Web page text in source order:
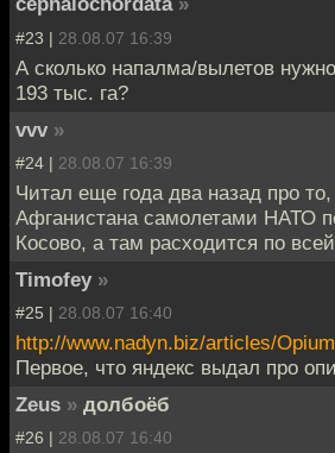
#23 | 28.08.07 16:39
А сколько напалма/вылетов
193 тыс. га?
vvv »
#24 | 28.08.07 16:39
Читал еще года два назад про то,
Афганистана самолетами НАТО
Косово, а там расходится по
Timofey »
#25 | 28.08.07 16:40
http://www.nadyn.biz/articles/
Первое, что яндекс выдал про
Zeus » долбоёб
#26 | 28.08.07 16:40